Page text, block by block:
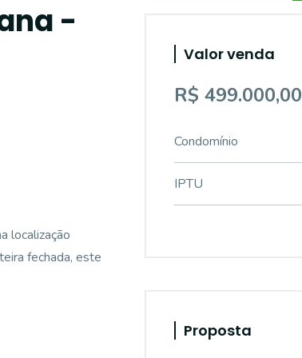
-
localização
fechada, este
Valor venda
R$ 499.000,00
Condomínio
IPTU
Proposta